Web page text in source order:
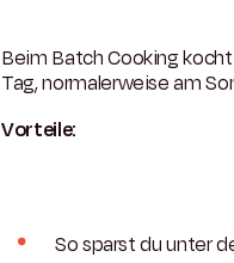
Beim Batch Cooking
Tag, normalerweise am
Vorteile:
So sparst du unter